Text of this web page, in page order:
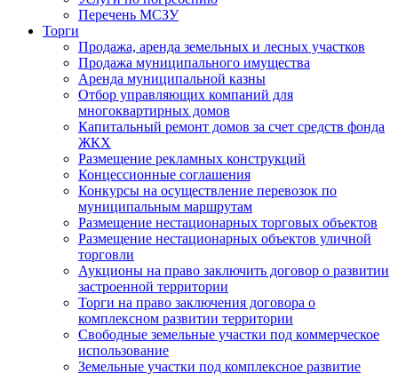
Перечень МСЗУ
Торги
Продажа, аренда земельных и лесных участков
Продажа муниципального имущества
Аренда муниципальной казны
Отбор управляющих компаний для
многоквартирных домов
Капитальный ремонт домов за счет средств фонда
ЖКХ
Размещение рекламных конструкций
Концессионные соглашения
Конкурсы на осуществление перевозок по
муниципальным маршрутам
Размещение нестационарных торговых объектов
Размещение нестационарных объектов уличной
торговли
Аукционы на право заключить договор о развитии
застроенной территории
Торги на право заключения договора о
комплексном развитии территории
Свободные земельные участки под коммерческое
использование
Земельные участки под комплексное развитие